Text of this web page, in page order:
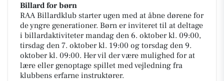
Billard for børn
RAA Billardklub starter ugen med at åbne dørene for
de yngre generationer. Børn er inviteret til at deltage
i billardaktiviteter mandag den 6. oktober kl. 09:00,
tirsdag den 7. oktober kl. 19:00 og torsdag den 9.
oktober kl. 09:00. Her vil der være mulighed for at
lære eller genoptage spillet med vejledning fra
klubbens erfarne instruktører.